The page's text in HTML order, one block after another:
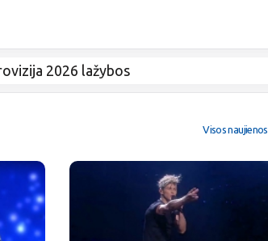
2026 lažybos
Visos naujienos